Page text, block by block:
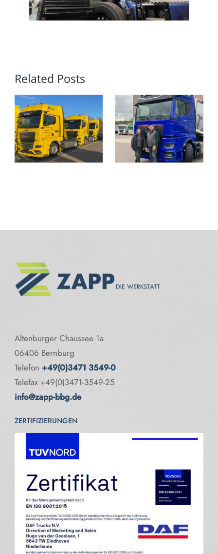
Related Posts
Altenburger Chaussee 1a
06406 Bernburg
Telefon +49(0)3471 3549-0
Telefax +49(0)3471-3549-25
info@zapp-bbg.de
ZERTIFIZIERUNGEN